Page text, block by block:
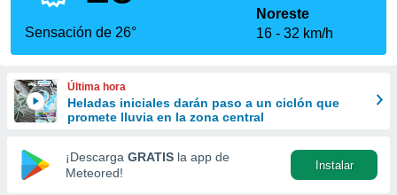
calidad.
a este
las
y
forma
digital
basada
Sensación de 26°
Noreste
16
32 km/h
Última hora
Heladas iniciales darán paso a un ciclón que
promete lluvia en la zona central
¡Descarga GRATIS la app de
Meteored!
Instalar